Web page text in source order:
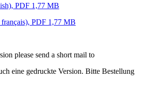
PDF 1,77 MB
PDF 1,77 MB
please send a short mail to
eine gedruckte Version. Bitte Bestellung